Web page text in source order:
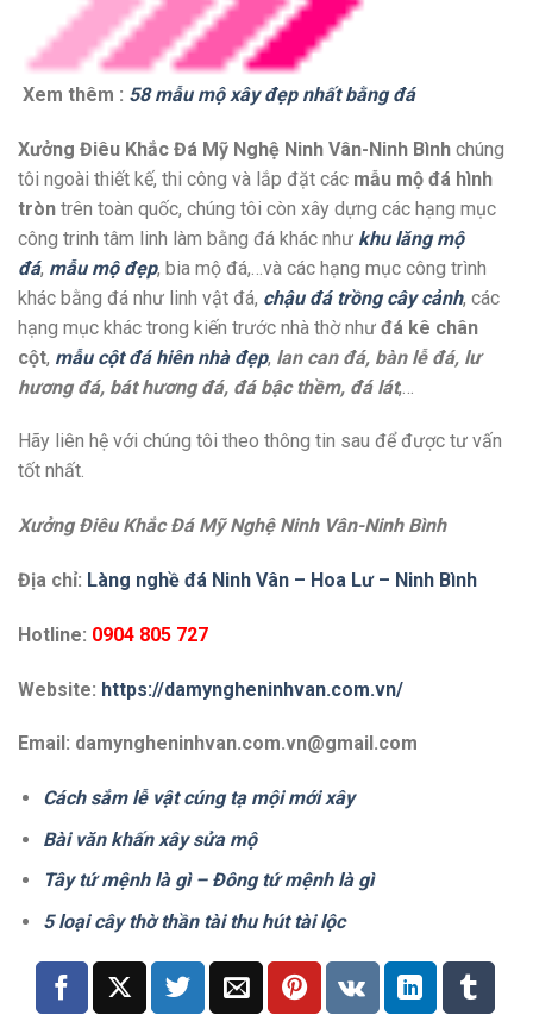
Xem thêm : 58 mẫu mộ xây đẹp nhất bằng đá
Xưởng Điêu Khắc Đá Mỹ Nghệ Ninh Vân-Ninh Bình chúng
tôi ngoài thiết kế, thi công và lắp đặt các mẫu mộ đá hình
tròn trên toàn quốc, chúng tôi còn xây dựng các hạng mục
công trinh tâm linh làm bằng đá khác như khu lăng mộ
đá, mẫu mộ đẹp, bia mộ đá,…và các hạng mục công trình
khác bằng đá như linh vật đá, chậu đá trồng cây cảnh, các
hạng mục khác trong kiến trước nhà thờ như đá kê chân
cột, mẫu cột đá hiên nhà đẹp, lan can đá, bàn lễ đá, lư
hương đá, bát hương đá, đá bậc thềm, đá lát,…
Hãy liên hệ với chúng tôi theo thông tin sau để được tư vấn
tốt nhất.
Xưởng Điêu Khắc Đá Mỹ Nghệ Ninh Vân-Ninh Bình
Địa chỉ: Làng nghề đá Ninh Vân – Hoa Lư – Ninh Bình
Hotline: 0904 805 727
Website: https://damyngheninhvan.com.vn/
Email: damyngheninhvan.com.vn@gmail.com
Cách sắm lễ vật cúng tạ mội mới xây
Bài văn khấn xây sửa mộ
Tây tứ mệnh là gì – Đông tứ mệnh là gì
5 loại cây thờ thần tài thu hút tài lộc